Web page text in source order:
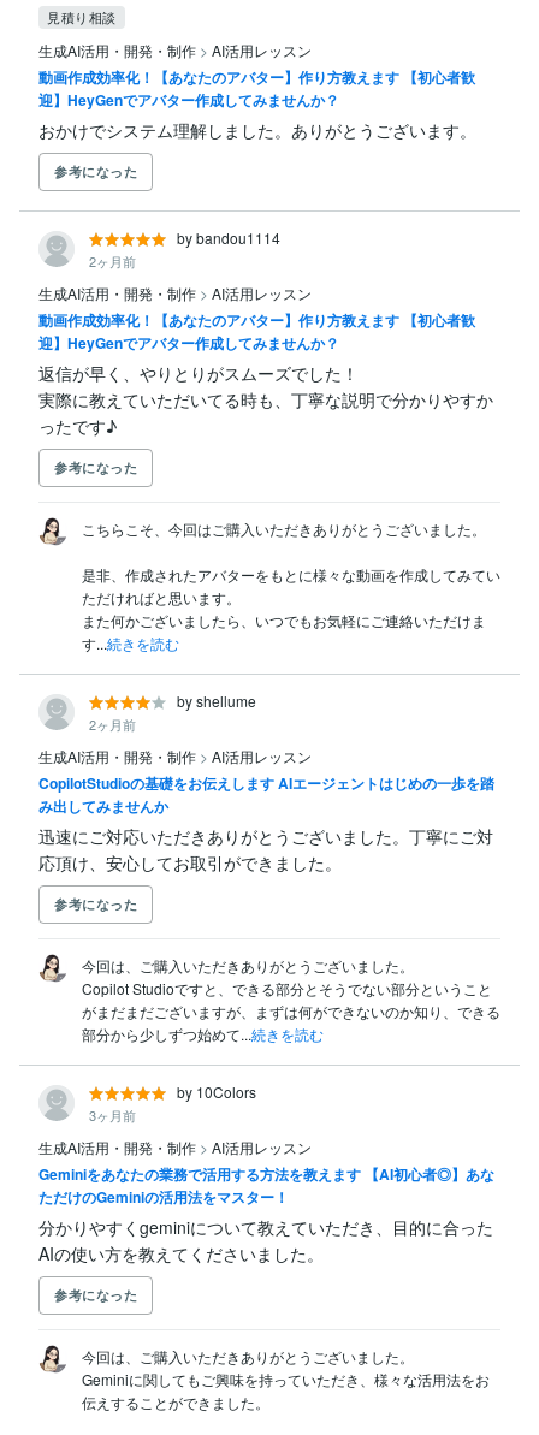
見積り相談
生成AI活用・開発・制作 > AI活用レッスン
動画作成効率化！【あなたのアバター】作り方教えます 【初心者歓
迎】HeyGenでアバター作成してみませんか？
おかけでシステム理解しました。ありがとうございます。
参考になった
by bandou1114
2ヶ月前
生成AI活用・開発・制作 > AI活用レッスン
動画作成効率化！【あなたのアバター】作り方教えます 【初心者歓
迎】HeyGenでアバター作成してみませんか？
返信が早く、やりとりがスムーズでした！
実際に教えていただいてる時も、丁寧な説明で分かりやすか
ったです♪
参考になった
こちらこそ、今回はご購入いただきありがとうございました。
是非、作成されたアバターをもとに様々な動画を作成してみてい
ただければと思います。
また何かございましたら、いつでもお気軽にご連絡いただけま
す...続きを読む
by shellume
2ヶ月前
生成AI活用・開発・制作 > AI活用レッスン
CopilotStudioの基礎をお伝えします AIエージェントはじめの一歩を踏
み出してみませんか
迅速にご対応いただきありがとうございました。丁寧にご対
応頂け、安心してお取引ができました。
参考になった
今回は、ご購入いただきありがとうございました。
Copilot Studioですと、できる部分とそうでない部分ということ
がまだまだございますが、まずは何ができないのか知り、できる
部分から少しずつ始めて...続きを読む
by 10Colors
3ヶ月前
生成AI活用・開発・制作 > AI活用レッスン
Geminiをあなたの業務で活用する方法を教えます 【AI初心者◎】あな
ただけのGeminiの活用法をマスター！
分かりやすくgeminiについて教えていただき、目的に合った
AIの使い方を教えてくださいました。
参考になった
今回は、ご購入いただきありがとうございました。
Geminiに関してもご興味を持っていただき、様々な活用法をお
伝えすることができました。